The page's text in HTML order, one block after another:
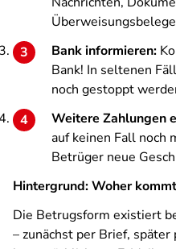
Bank informieren:
Bank! In seltenen
noch gestoppt
Weitere Zahlungen
auf keinen Fall noch
Betrüger neue
Hintergrund: Woher
Die Betrugsform existiert
– zunächst per Brief, später